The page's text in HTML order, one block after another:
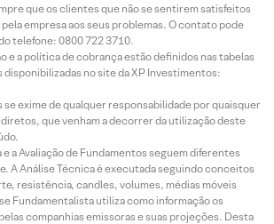
que os clientes que não se sentirem satisfeitos
empresa aos seus problemas. O contato pode
telefone: 0800 722 3710.
e a política de cobrança estão definidos nas tabelas
no site da XP Investimentos:
se exime de qualquer responsabilidade por quaisquer
que venham a decorrer da utilização deste
e a Avaliação de Fundamentos seguem diferentes
A Análise Técnica é executada seguindo conceitos
resistência, candles, volumes, médias móveis
Fundamentalista utiliza como informação os
companhias emissoras e suas projeções. Desta